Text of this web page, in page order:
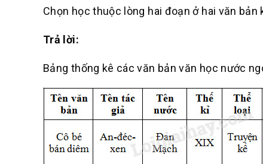
Chọn học thuộc lòng hai đoạn ở hai văn
Trả lời:
Bảng thống kê các văn bản văn học nước